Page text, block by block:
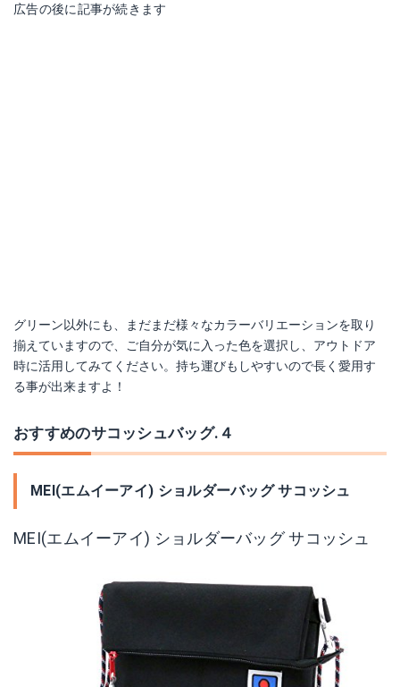
広告の後に記事が続きます
グリーン以外にも、まだまだ様々なカラーバリエーションを取り
揃えていますので、ご自分が気に入った色を選択し、アウトドア
時に活用してみてください。持ち運びもしやすいので長く愛用す
る事が出来ますよ！
おすすめのサコッシュバッグ.４
MEI(エムイーアイ) ショルダーバッグ サコッシュ
MEI(エムイーアイ) ショルダーバッグ サコッシュ